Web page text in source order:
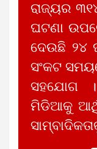
ରାଜ୍ୟର
ଘଟଣା
ଦେଉଛି ୨୪
ସଂକଟ
ସହଯୋଗ
ମିଡିଆକୁ